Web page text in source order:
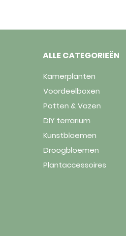
ALLE CATEGORIEËN
Kamerplanten
Voordeelboxen
Potten & Vazen
DIY terrarium
Kunstbloemen
Droogbloemen
Plantaccessoires